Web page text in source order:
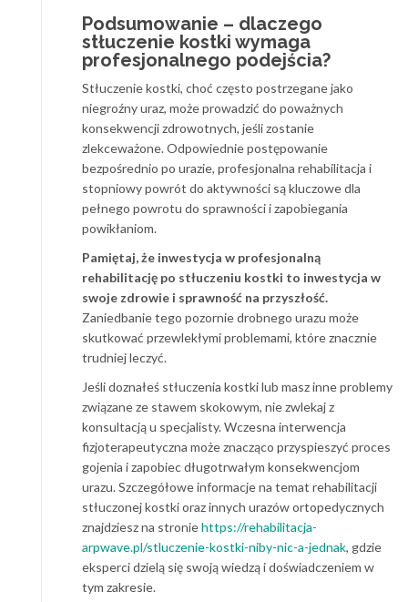
Podsumowanie – dlaczego
stłuczenie kostki wymaga
profesjonalnego podejścia?
Stłuczenie kostki, choć często postrzegane jako
niegroźny uraz, może prowadzić do poważnych
konsekwencji zdrowotnych, jeśli zostanie
zlekceważone. Odpowiednie postępowanie
bezpośrednio po urazie, profesjonalna rehabilitacja i
stopniowy powrót do aktywności są kluczowe dla
pełnego powrotu do sprawności i zapobiegania
powikłaniom.
Pamiętaj, że inwestycja w profesjonalną
rehabilitację po stłuczeniu kostki to inwestycja w
swoje zdrowie i sprawność na przyszłość.
Zaniedbanie tego pozornie drobnego urazu może
skutkować przewlekłymi problemami, które znacznie
trudniej leczyć.
Jeśli doznałeś stłuczenia kostki lub masz inne problemy
związane ze stawem skokowym, nie zwlekaj z
konsultacją u specjalisty. Wczesna interwencja
fizjoterapeutyczna może znacząco przyspieszyć proces
gojenia i zapobiec długotrwałym konsekwencjom
urazu. Szczegółowe informacje na temat rehabilitacji
stłuczonej kostki oraz innych urazów ortopedycznych
znajdziesz na stroniehttps://rehabilitacja-
arpwave.pl/stluczenie-kostki-niby-nic-a-jednak, gdzie
eksperci dzielą się swoją wiedzą i doświadczeniem w
tym zakresie.